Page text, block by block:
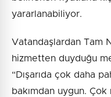
yararlanabiliyor.
Vatandaşlardan Tam
hizmetten duyduğu
“Dışarıda çok daha
bakımdan uygun.